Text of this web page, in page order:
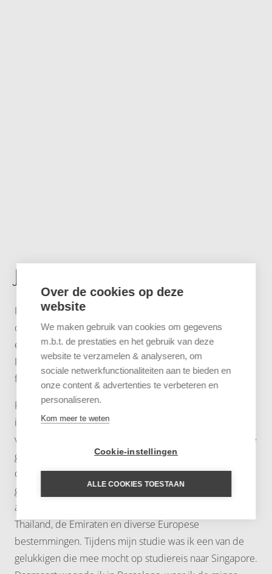
JUUL DE WETTE
In januari 2025 begon ik als vierdejaars hbo-
communicatiestudent bij Untamed Travelling, met nog
één laatste opdracht: mijn afstudeeronderzoek.
Inmiddels heb ik mijn diploma in de pocket en ben ik
fulltime onderdeel van het marketingteam.
Reizen en communicatie zijn mij met de paplepel
ingegoten. Met een vader die de hele wereld over reist
voor zijn eigen communicatiebureau en een moeder die
grafisch vormgever is, was het dan ook geen verrassing
dat ik deze richting opging. Al op jonge leeftijd raakte ik
geïnteresseerd in andere culturen. Ik reisde onder
andere naar de Verenigde Staten, Japan, Indonesië,
Thailand, de Emiraten en diverse Europese
bestemmingen. Tijdens mijn studie was ik een van de
gelukkigen die mee mocht op studiereis naar Singapore.
Over de cookies op deze
website
We maken gebruik van cookies om gegevens
m.b.t. de prestaties en het gebruik van deze
website te verzamelen & analyseren, om
sociale netwerkfunctionaliteiten aan te bieden en
onze content & advertenties te verbeteren en
personaliseren.
Kom meer te weten
Cookie-instellingen
ALLE COOKIES TOESTAAN